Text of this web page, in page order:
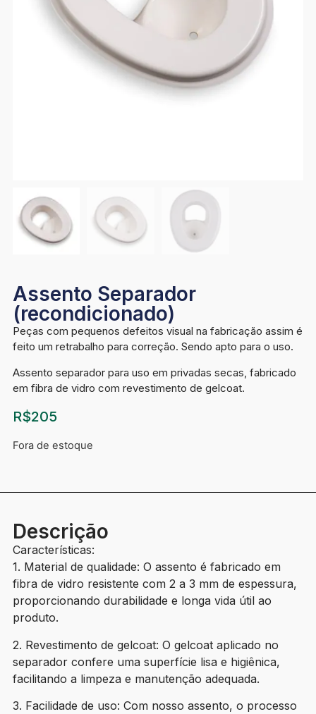
Assento Separador
(recondicionado)
Peças com pequenos defeitos visual na fabricação assim é
feito um retrabalho para correção. Sendo apto para o uso.
Assento separador para uso em privadas secas, fabricado
em fibra de vidro com revestimento de gelcoat.
R$205
Fora de estoque
Descrição
Características:
1. Material de qualidade: O assento é fabricado em
fibra de vidro resistente com 2 a 3 mm de espessura,
proporcionando durabilidade e longa vida útil ao
produto.
2. Revestimento de gelcoat: O gelcoat aplicado no
separador confere uma superfície lisa e higiênica,
facilitando a limpeza e manutenção adequada.
3. Facilidade de uso: Com nosso assento, o processo